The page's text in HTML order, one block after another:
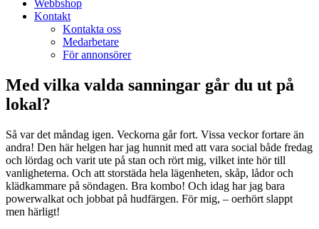
Webbshop
Kontakt
Kontakta oss
Medarbetare
För annonsörer
Med vilka valda sanningar går du ut på
lokal?
Så var det måndag igen. Veckorna går fort. Vissa veckor fortare än
andra! Den här helgen har jag hunnit med att vara social både fredag
och lördag och varit ute på stan och rört mig, vilket inte hör till
vanligheterna. Och att storstäda hela lägenheten, skåp, lådor och
klädkammare på söndagen. Bra kombo! Och idag har jag bara
powerwalkat och jobbat på hudfärgen. För mig, – oerhört slappt
men härligt!